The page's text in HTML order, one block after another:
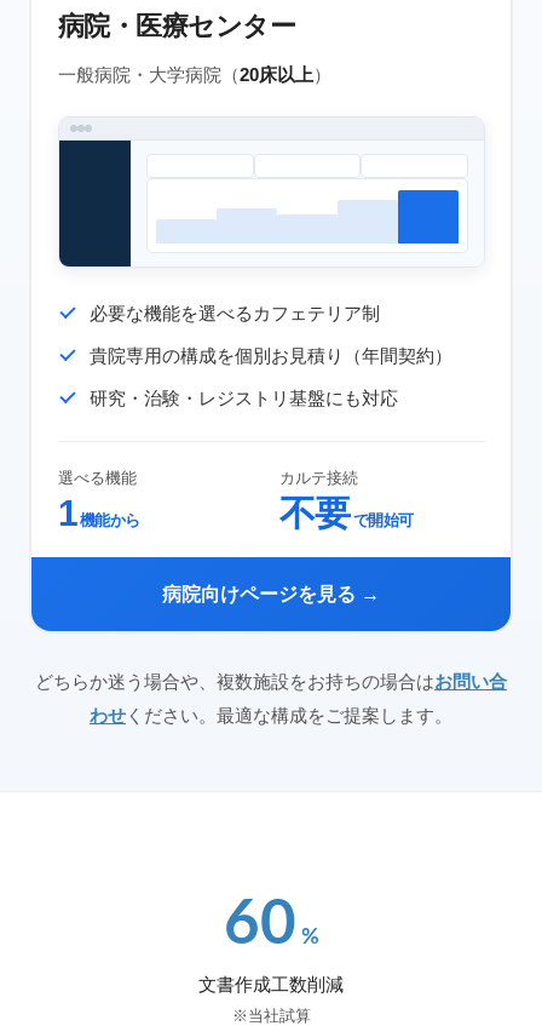
病院・医療センター
一般病院・大学病院（20床以上）
必要な機能を選べるカフェテリア制
貴院専用の構成を個別お見積り（年間契約）
研究・治験・レジストリ基盤にも対応
選べる機能
1機能から
カルテ接続
不要で開始可
病院向けページを見る →
どちらか迷う場合や、複数施設をお持ちの場合はお問い合
わせ ください。最適な構成をご提案します。
60 %
文書作成工数削減
※当社試算